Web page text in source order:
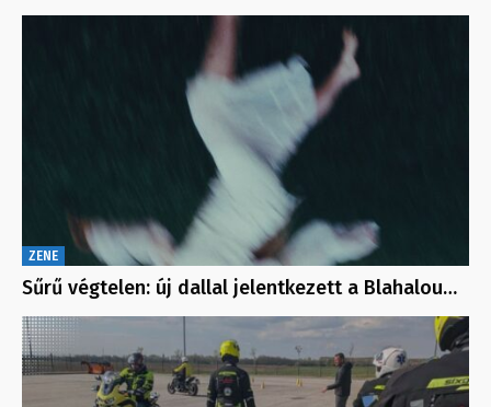
ZENE
Sűrű végtelen: új dallal jelentkezett a Blahalou…